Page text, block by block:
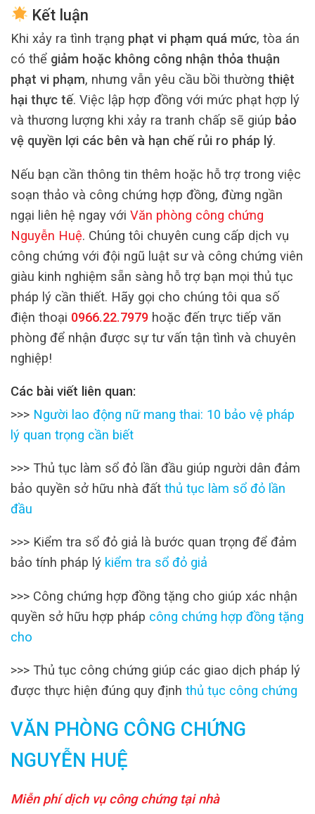
Kết luận
Khi xảy ra tình trạng phạt vi phạm quá mức, tòa án
có thể giảm hoặc không công nhận thỏa thuận
phạt vi phạm, nhưng vẫn yêu cầu bồi thường thiệt
hại thực tế. Việc lập hợp đồng với mức phạt hợp lý
và thương lượng khi xảy ra tranh chấp sẽ giúp bảo
vệ quyền lợi các bên và hạn chế rủi ro pháp lý.
Nếu bạn cần thông tin thêm hoặc hỗ trợ trong việc
soạn thảo và công chứng hợp đồng, đừng ngần
ngại liên hệ ngay với Văn phòng công chứng
Nguyễn Huệ. Chúng tôi chuyên cung cấp dịch vụ
công chứng với đội ngũ luật sư và công chứng viên
giàu kinh nghiệm sẵn sàng hỗ trợ bạn mọi thủ tục
pháp lý cần thiết. Hãy gọi cho chúng tôi qua số
điện thoại 0966.22.7979 hoặc đến trực tiếp văn
phòng để nhận được sự tư vấn tận tình và chuyên
nghiệp!
Các bài viết liên quan:
>>> Người lao động nữ mang thai: 10 bảo vệ pháp
lý quan trọng cần biết
>>> Thủ tục làm sổ đỏ lần đầu giúp người dân đảm
bảo quyền sở hữu nhà đất thủ tục làm sổ đỏ lần
đầu
>>> Kiểm tra sổ đỏ giả là bước quan trọng để đảm
bảo tính pháp lý kiểm tra sổ đỏ giả
>>> Công chứng hợp đồng tặng cho giúp xác nhận
quyền sở hữu hợp pháp công chứng hợp đồng tặng
cho
>>> Thủ tục công chứng giúp các giao dịch pháp lý
được thực hiện đúng quy định thủ tục công chứng
VĂN PHÒNG CÔNG CHỨNG
NGUYỄN HUỆ
Miễn phí dịch vụ công chứng tại nhà